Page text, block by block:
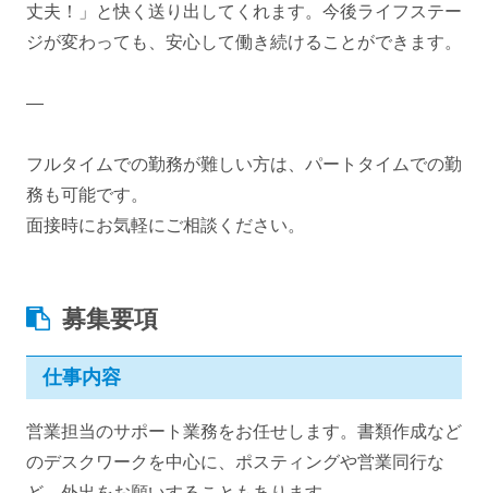
丈夫！」と快く送り出してくれます。今後ライフステー
ジが変わっても、安心して働き続けることができます。
―
フルタイムでの勤務が難しい方は、パートタイムでの勤
務も可能です。
面接時にお気軽にご相談ください。
募集要項
仕事内容
営業担当のサポート業務をお任せします。書類作成など
のデスクワークを中心に、ポスティングや営業同行な